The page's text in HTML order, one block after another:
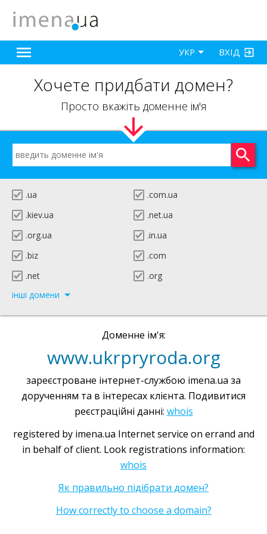
ВХІД
УКР
Хочете придбати домен?
Просто вкажіть доменне ім'я
.ua
.com.ua
.kiev.ua
.net.ua
.org.ua
.in.ua
.biz
.com
.net
.org
інші домени
Доменне ім'я:
www.ukrpryroda.org
зареєстроване інтернет-службою imena.ua за
дорученням та в інтересах клієнта. Подивитися
реєстраційні данні: whois
registered by imena.ua Internet service on errand and
in behalf of client. Look registrations information:
whois
Як правильно підібрати домен?
How correctly to choose a domain?